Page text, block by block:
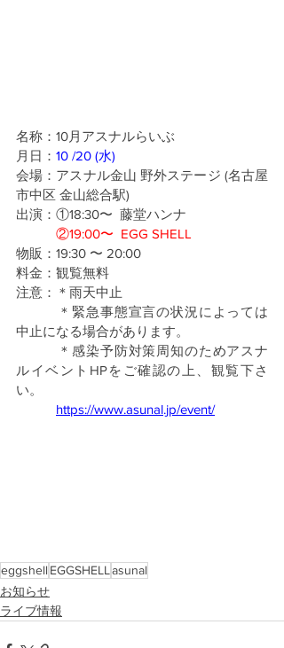
名称：10月アスナルらいぶ
月日： 10 /20 (水)
会場：アスナル金山 野外ステージ (名古屋
市中区 金山総合駅)
出演：①18:30〜  藤堂ハンナ
②19:00〜  EGG SHELL
物販：19:30 〜 20:00
料金：観覧無料
注意：＊雨天中止
＊緊急事態宣言の状況によっては
中止になる場合があります。
＊感染予防対策周知のためアスナ
ルイベントHPをご確認の上、観覧下さ
い。
https://www.asunal.jp/event/
eggshell EGGSHELL asunal
お知らせ
ライブ情報